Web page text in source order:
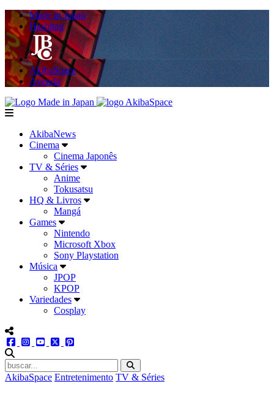
Made in Japan
Hashitag
AkibaSpace
Agenda
Powered By Made in Japan
AkibaSpace
menu
AkibaNews
Cinema
Cinema Japonês
TV & Séries
Anime
Tokusatsu
HQ & Livros
Mangá
Games
Nintendo
Microsoft Xbox
Sony Playstation
Música
JPOP
KPOP
Variedades
Cosplay
menu redes social
facebookinstagram
youtube
twitter
AkibaSpace Entretenimento TV & Séries